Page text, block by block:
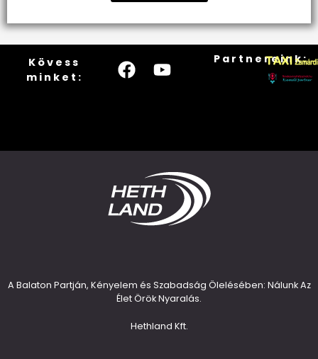
Kövess
minket:
Partnereink:
A Balaton Partján, Kényelem és Szabadság Ölelésében: Nálunk Az
Élet Örök Nyaralás.
Hethland Kft.